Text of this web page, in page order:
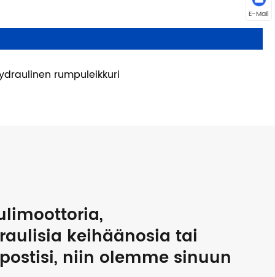
rumpuleikkuri
keihäänosia tai
niin olemme sinuun
E-Mail